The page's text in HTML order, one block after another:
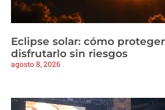
Eclipse solar: cómo
disfrutarlo sin riesgos
agosto 8, 2026